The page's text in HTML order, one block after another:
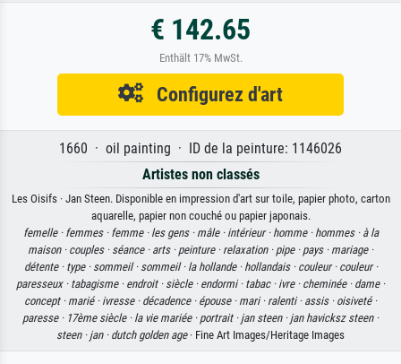
€ 142.65
Enthält 17% MwSt.
Configurez d'art
1660 · oil painting · ID de la peinture: 1146026
Artistes non classés
Les Oisifs · Jan Steen. Disponible en impression d'art sur toile, papier photo, carton
aquarelle, papier non couché ou papier japonais.
femelle · femmes · femme · les gens · mâle · intérieur · homme · hommes · à la
maison · couples · séance · arts · peinture · relaxation · pipe · pays · mariage ·
détente · type · sommeil · sommeil · la hollande · hollandais · couleur · couleur ·
paresseux · tabagisme · endroit · siècle · endormi · tabac · ivre · cheminée · dame ·
concept · marié · ivresse · décadence · épouse · mari · ralenti · assis · oisiveté ·
paresse · 17ème siècle · la vie mariée · portrait · jan steen · jan havicksz steen ·
steen · jan · dutch golden age· Fine Art Images/Heritage Images